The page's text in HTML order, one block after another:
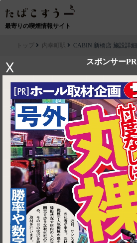
最寄りの喫煙情報サイト
スポンサーPR
X
トップ 内幸町駅 CABIN 新橋店 施設詳細
▶ ルートを見る
内幸町駅│CABIN 新橋店